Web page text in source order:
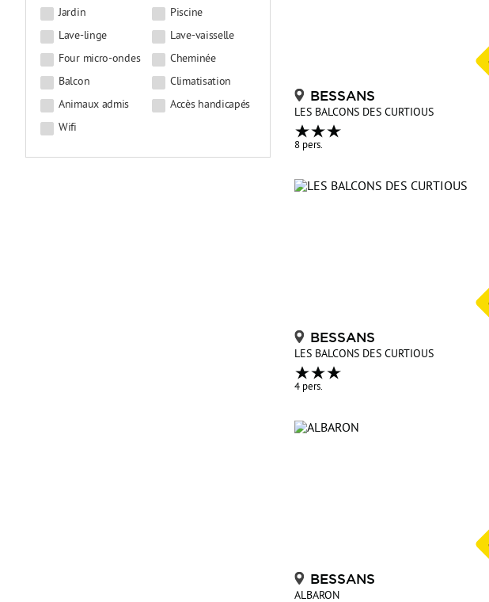
Jardin
Piscine
Lave-linge
Lave-vaisselle
Four micro-ondes
Cheminée
Balcon
Climatisation
Animaux admis
Accès handicapés
Wifi
BESSANS
LES BALCONS DES CURTIOUS
8 pers.
BESSANS
LES BALCONS DES CURTIOUS
4 pers.
BESSANS
ALBARON